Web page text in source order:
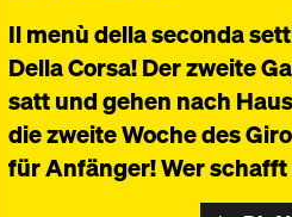
Il menù della seconda
Della Corsa! Der zweite
satt und gehen nach
die zweite Woche des
für Anfänger! Wer schafft